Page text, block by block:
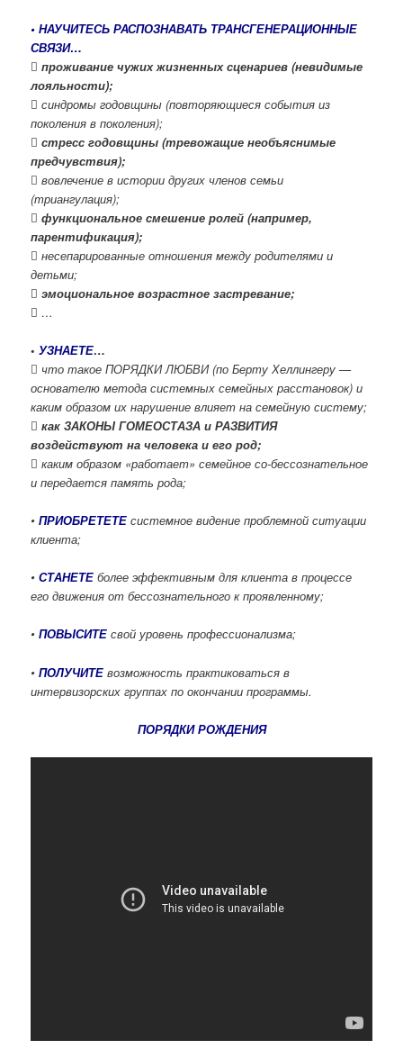
• НАУЧИТЕСЬ РАСПОЗНАВАТЬ ТРАНСГЕНЕРАЦИОННЫЕ
СВЯЗИ…
проживание чужих жизненных сценариев (невидимые
лояльности);
 синдромы годовщины (повторяющиеся события из
поколения в поколения);
стресс годовщины (тревожащие необъяснимые
предчувствия);
 вовлечение в истории других членов семьи
(триангулация);
 функциональное смешение ролей (например,
парентификация);
 несепарированные отношения между родителями и
детьми;
 эмоциональное возрастное застревание;
 …
•УЗНАЕТЕ…
 что такое ПОРЯДКИ ЛЮБВИ (по Берту Хеллингеру —
основателю метода системных семейных расстановок) и
каким образом их нарушение влияет на семейную систему;
 как ЗАКОНЫ ГОМЕОСТАЗА и РАЗВИТИЯ
воздействуют на человека и его род;
 каким образом «работает» семейное со-бессознательное
и передается память рода;
•ПРИОБРЕТЕТЕ системное видение проблемной ситуации
клиента;
•СТАНЕТЕ более эффективным для клиента в процессе
его движения от бессознательного к проявленному;
•ПОВЫСИТЕ свой уровень профессионализма;
•ПОЛУЧИТЕ возможность практиковаться в
интервизорских группах по окончании программы.
ПОРЯДКИ РОЖДЕНИЯ